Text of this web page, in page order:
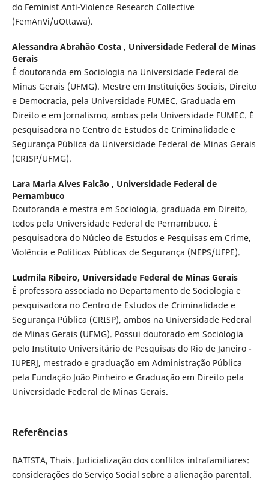
do Feminist Anti-Violence Research Collective
(FemAnVi/uOttawa).
Alessandra Abrahão Costa , Universidade Federal de Minas
Gerais
É doutoranda em Sociologia na Universidade Federal de
Minas Gerais (UFMG). Mestre em Instituições Sociais, Direito
e Democracia, pela Universidade FUMEC. Graduada em
Direito e em Jornalismo, ambas pela Universidade FUMEC. É
pesquisadora no Centro de Estudos de Criminalidade e
Segurança Pública da Universidade Federal de Minas Gerais
(CRISP/UFMG).
Lara Maria Alves Falcão , Universidade Federal de
Pernambuco
Doutoranda e mestra em Sociologia, graduada em Direito,
todos pela Universidade Federal de Pernambuco. É
pesquisadora do Núcleo de Estudos e Pesquisas em Crime,
Violência e Políticas Públicas de Segurança (NEPS/UFPE).
Ludmila Ribeiro, Universidade Federal de Minas Gerais
É professora associada no Departamento de Sociologia e
pesquisadora no Centro de Estudos de Criminalidade e
Segurança Pública (CRISP), ambos na Universidade Federal
de Minas Gerais (UFMG). Possui doutorado em Sociologia
pelo Instituto Universitário de Pesquisas do Rio de Janeiro -
IUPERJ, mestrado e graduação em Administração Pública
pela Fundação João Pinheiro e Graduação em Direito pela
Universidade Federal de Minas Gerais.
Referências
BATISTA, Thaís. Judicialização dos conflitos intrafamiliares:
considerações do Serviço Social sobre a alienação parental.